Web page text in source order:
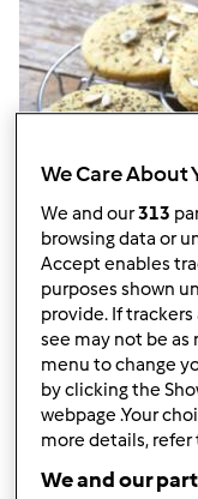
Buongiorno!
Eccoci di nuovo
We Care About
We and our313
browsing data or
Accept enables
purposes shown
provide. If
see may not be as
menu to change
by clicking the
webpage .Your
more details, refer
We and our